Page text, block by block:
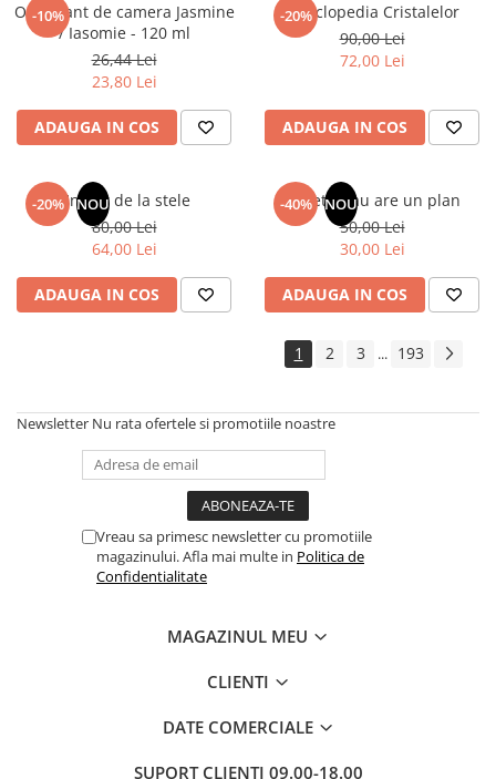
-10%
Odorizant de camera Jasmine
/ Iasomie - 120 ml
26,44 Lei
23,80 Lei
ADAUGA IN COS
-20%
Enciclopedia Cristalelor
90,00 Lei
72,00 Lei
ADAUGA IN COS
-20% NOU
Un dar de la stele
80,00 Lei
64,00 Lei
ADAUGA IN COS
-40% NOU
Sufletul tau are un plan
50,00 Lei
30,00 Lei
ADAUGA IN COS
1 2 3 ... 193
Newsletter Nu rata ofertele si promotiile noastre
Vreau sa primesc newsletter cu promotiile
magazinului. Afla mai multe in Politica de
Confidentialitate
MAGAZINUL MEU
CLIENTI
DATE COMERCIALE
SUPORT CLIENTI 09.00-18.00